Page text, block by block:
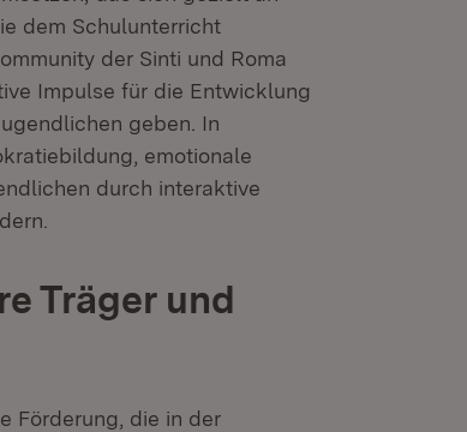
dem Schulunterricht
der Sinti und Roma
Impulse für die Entwicklung
geben. In
emotionale
durch interaktive
Träger und
Förderung, die in der